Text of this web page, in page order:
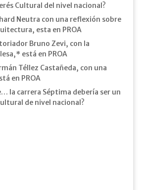
Cultural del nivel nacional?
Neutra con una reflexión sobre
esta en PROA
Bruno Zevi, con la
está en PROA
Téllez Castañeda, con una
en PROA
la carrera Séptima debería ser un
de nivel nacional?